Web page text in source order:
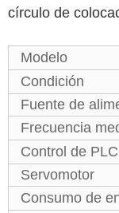
círculo de
Modelo
Condición
Fuente de
Frecuencia
Control de
Servomotor
Consumo de